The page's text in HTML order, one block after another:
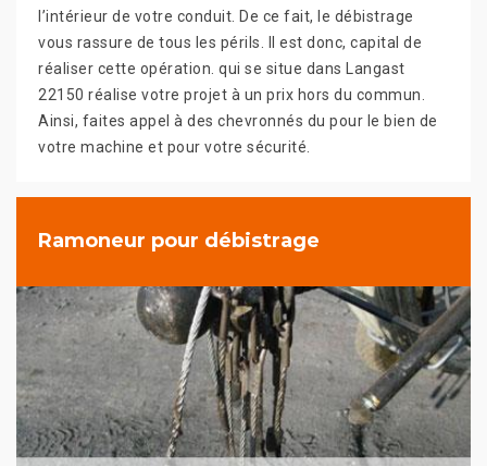
l’intérieur de votre conduit. De ce fait, le débistrage
vous rassure de tous les périls. Il est donc, capital de
réaliser cette opération. qui se situe dans Langast
22150 réalise votre projet à un prix hors du commun.
Ainsi, faites appel à des chevronnés du pour le bien de
votre machine et pour votre sécurité.
Ramoneur pour débistrage